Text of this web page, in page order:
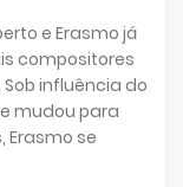
e Erasmo já
compositores
influência do
mudou para
Erasmo se